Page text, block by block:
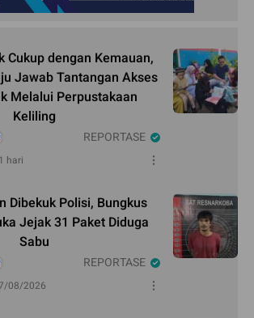
Cukup dengan Kemauan,
Jawab Tantangan Akses
Melalui Perpustakaan
Keliling
REPORTASE
1 hari
Dibekuk Polisi, Bungkus
Jejak 31 Paket Diduga
Sabu
REPORTASE
7/08/2026